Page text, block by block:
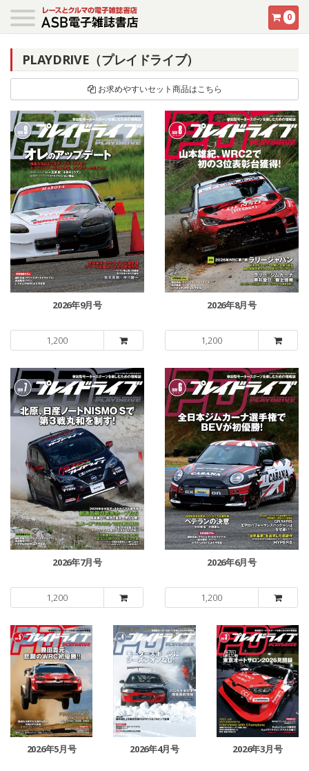
0
PLAYDRIVE（プレイドライブ）
お求めやすいセット商品はこちら
2026年9月号
1,200
2026年8月号
1,200
2026年7月号
1,200
2026年6月号
1,200
2026年5月号 2026年4月号 2026年3月号